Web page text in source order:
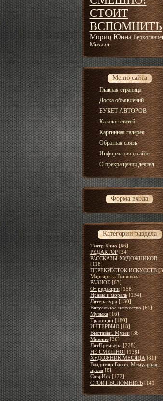
СТОИТ
ВСПОМНИТЬ
Мориц Юнна
Михаил
Меню сайта
Главная страница
Доска объявлений
БУКЕТ АВТОРОВ
Каталог статей
Картинная галерея
Обратная связь
Информация о сайте
О прекращении деятел...
Форма входа
Категории раздела
Театр.Кино [66]
РЕДАКТОР [24]
РАССКАЗЫ ХУДОЖНИКОВ
[118]
ПЕРЕКРЁСТОК ИСКУССТВ
Маргарита Ваняшова
РАЗНОЕ [63]
От редакции [158]
Нравы и мораль [134]
Литература [130]
Визуальное искусство [61]
Музыка [16]
Традиции [180]
ИНТЕРВЬЮ [18]
Выставки. Музеи [36]
Мнение [36]
ЛитПремьера [228]
НЕ СМЕШНО! [138]
ХУДОЖНИК МЕСЯЦА [81]
Владимир Басов. Мемуарная
проза [8]
СоврИск [172]
СТОИТ ВСПОМНИТЬ [141]